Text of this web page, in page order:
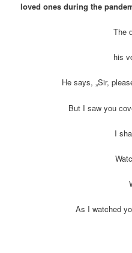
loved ones during the
The
his
He says, „Sir,
But I saw you
I
As I watched